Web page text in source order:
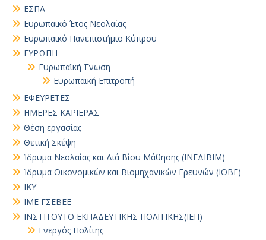
ΕΣΠΑ
Ευρωπαϊκό Έτος Νεολαίας
Ευρωπαϊκό Πανεπιστήμιο Κύπρου
ΕΥΡΩΠΗ
Ευρωπαϊκή Ένωση
Ευρωπαϊκή Επιτροπή
ΕΦΕΥΡΕΤΕΣ
ΗΜΕΡΕΣ ΚΑΡΙΕΡΑΣ
Θέση εργασίας
Θετική Σκέψη
Ίδρυμα Νεολαίας και Διά Βίου Μάθησης (ΙΝΕΔΙΒΙΜ)
Ίδρυμα Οικονομικών και Βιομηχανικών Ερευνών (ΙΟΒΕ)
ΙΚΥ
ΙΜΕ ΓΣΕΒΕΕ
ΙΝΣΤΙΤΟΥΤΟ ΕΚΠΑΔΕΥΤΙΚΗΣ ΠΟΛΙΤΙΚΗΣ(ΙΕΠ)
Ενεργός Πολίτης